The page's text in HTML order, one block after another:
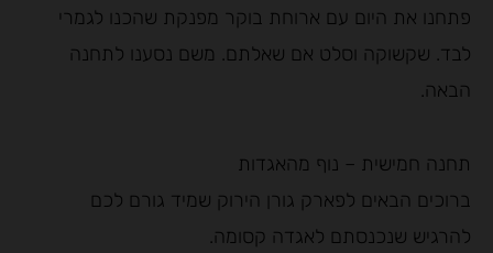
פתחנו את היום עם ארוחת בוקר מפנקת שהכנו לגמרי
לבד. שקשוקה וסלט אם שאלתם. משם נסענו לתחנה
הבאה.
תחנה חמישית – נוף מהאגדות
ברוכים הבאים לפארק גורן הירוק שמיד גורם לכם
להרגיש שנכנסתם לאגדה קסומה.